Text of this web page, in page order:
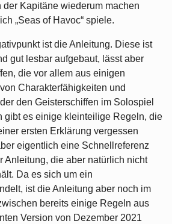
Kapitäne wiederum machen
„Seas of Havoc“ spiele.
ist die Anleitung. Diese ist
gut lesbar aufgebaut, lässt aber
die vor allem aus einigen
Charakterfähigkeiten und
den Geisterschiffen im Solospiel
gibt es einige kleinteilige Regeln, die
ersten Erklärung vergessen
eigentlich eine Schnellreferenz
Anleitung, die aber natürlich nicht
Da es sich um ein
ist die Anleitung aber noch im
bereits einige Regeln aus
Version von Dezember 2021